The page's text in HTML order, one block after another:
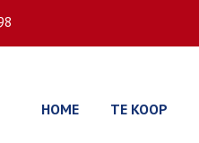
HOME TE KOOP